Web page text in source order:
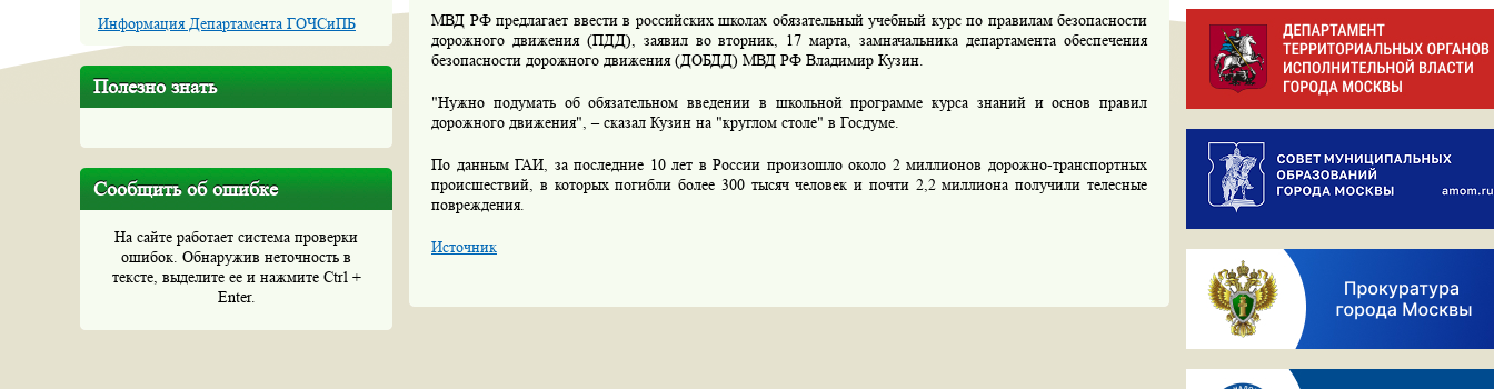
Информация Департамента ГОЧСиПБ
Полезно знать
Сообщить об ошибке
На сайте работает система проверки
ошибок. Обнаружив неточность в
тексте, выделите ее и нажмите Ctrl +
Enter.
МВД РФ предлагает ввести в российских школах обязательный учебный курс по правилам безопасности
дорожного движения (ПДД), заявил во вторник, 17 марта, замначальника департамента обеспечения
безопасности дорожного движения (ДОБДД) МВД РФ Владимир Кузин.
"Нужно подумать об обязательном введении в школьной программе курса знаний и основ правил
дорожного движения", – сказал Кузин на "круглом столе" в Госдуме.
По данным ГАИ, за последние 10 лет в России произошло около 2 миллионов дорожно-транспортных
происшествий, в которых погибли более 300 тысяч человек и почти 2,2 миллиона получили телесные
повреждения.
Источник